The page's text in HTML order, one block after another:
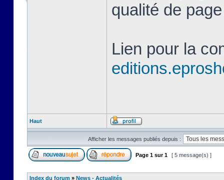
qualité de
Lien pour la
Haut
Afficher les messages publiés depuis :
Page 1 sur1 [ 5 message(s) ]
Index du forum » News - Actualités